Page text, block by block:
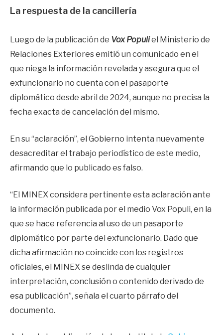
La respuesta de la cancillería
Luego de la publicación de Vox Populiel Ministerio de
Relaciones Exteriores emitió un comunicado en el
que niega la información revelada y asegura que el
exfuncionario no cuenta con el pasaporte
diplomático desde abril de 2024, aunque no precisa la
fecha exacta de cancelación del mismo.
En su “aclaración”, el Gobierno intenta nuevamente
desacreditar el trabajo periodístico de este medio,
afirmando que lo publicado es falso.
“El MINEX considera pertinente esta aclaración ante
la información publicada por el medio Vox Populi, en la
que se hace referencia al uso de un pasaporte
diplomático por parte del exfuncionario. Dado que
dicha afirmación no coincide con los registros
oficiales, el MINEX se deslinda de cualquier
interpretación, conclusión o contenido derivado de
esa publicación”, señala el cuarto párrafo del
documento.